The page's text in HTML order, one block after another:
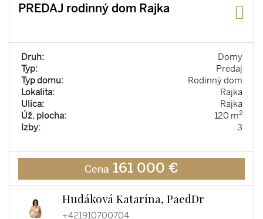
PREDAJ rodinný dom Rajka
Druh:
Domy
Typ:
Predaj
Typ domu:
Rodinný dom
Lokalita:
Rajka
Ulica:
Rajka
Úž. plocha:
120 m2
Izby: 3
Cena 161 000 €
Hudáková Katarína, PaedDr
+421910700704